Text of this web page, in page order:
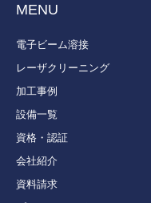
MENU
電子ビーム溶接
レーザクリーニング
加工事例
設備一覧
資格・認証
会社紹介
資料請求